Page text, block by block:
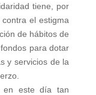
tiene, por
el estigma
de hábitos de
para dotar
y servicios de la
en este día tan